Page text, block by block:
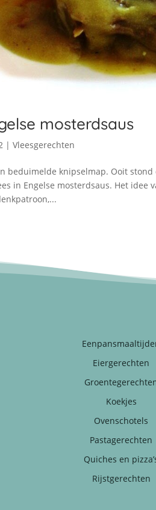
mosterdsaus
|Vleesgerechten
beduimelde knipselmap. Ooit
in Engelse mosterdsaus. Het idee
Eiergerechten
Koekjes
Ovenschotels
Pastagerechten
Quiches en
Rijstgerechten